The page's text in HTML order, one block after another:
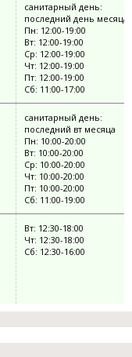
санитарный день:
последний день месяца
Пн: 12:00-19:00
Вт: 12:00-19:00
Ср: 12:00-19:00
Чт: 12:00-19:00
Пт: 12:00-19:00
Сб: 11:00-17:00
санитарный день:
последний вт месяца
Пн: 10:00-20:00
Вт: 10:00-20:00
Ср: 10:00-20:00
Чт: 10:00-20:00
Пт: 10:00-20:00
Сб: 11:00-19:00
Вт: 12:30-18:00
Чт: 12:30-18:00
Сб: 12:30-16:00